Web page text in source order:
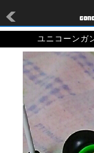
ユニコーンガ